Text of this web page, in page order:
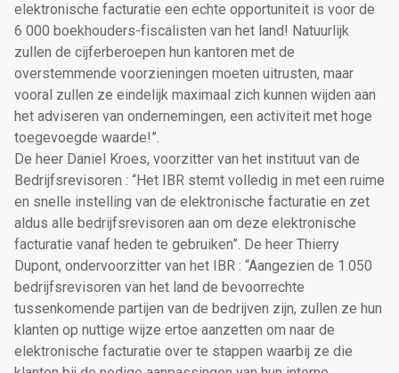
elektronische facturatie een echte opportuniteit is voor de
6 000 boekhouders-fiscalisten van het land! Natuurlijk
zullen de cijferberoepen hun kantoren met de
overstemmende voorzieningen moeten uitrusten, maar
vooral zullen ze eindelijk maximaal zich kunnen wijden aan
het adviseren van ondernemingen, een activiteit met hoge
toegevoegde waarde!”.
De heer Daniel Kroes, voorzitter van het instituut van de
Bedrijfsrevisoren : “Het IBR stemt volledig in met een ruime
en snelle instelling van de elektronische facturatie en zet
aldus alle bedrijfsrevisoren aan om deze elektronische
facturatie vanaf heden te gebruiken”. De heer Thierry
Dupont, ondervoorzitter van het IBR : “Aangezien de 1.050
bedrijfsrevisoren van het land de bevoorrechte
tussenkomende partijen van de bedrijven zijn, zullen ze hun
klanten op nuttige wijze ertoe aanzetten om naar de
elektronische facturatie over te stappen waarbij ze die